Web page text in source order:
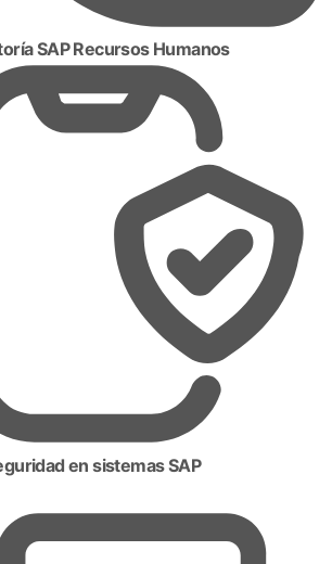
SAP Recursos Humanos
en sistemas SAP